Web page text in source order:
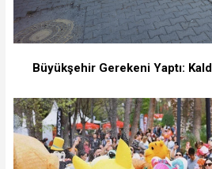
Büyükşehir Gerekeni Yaptı: